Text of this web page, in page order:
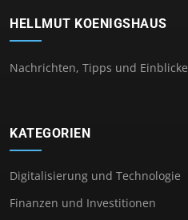
HELLMUT KOENIGSHAUS
Nachrichten, Tipps und Einblicke
KATEGORIEN
Digitalisierung und Technologie
Finanzen und Investitionen